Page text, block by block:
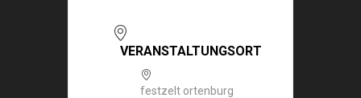
VERANSTALTUNGSORT
festzelt ortenburg